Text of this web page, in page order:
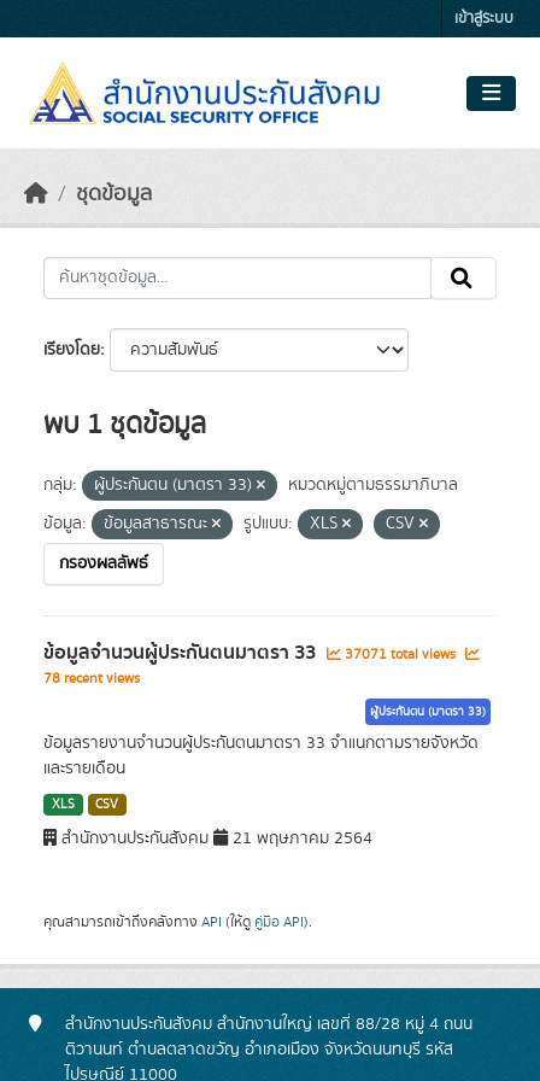
เข้าสู่ระบบ
ชุดข้อมูล
เรียงโดย
พบ 1 ชุดข้อมูล
กลุ่ม: ผู้ประกันตน (มาตรา 33)
หมวดหมู่ตามธรรมาภิบาล
ข้อมูล:
ข้อมูลสาธารณะ รูปแบบ: XLS
CSV
กรองผลลัพธ์
ข้อมูลจำนวนผู้ประกันตนมาตรา 33
37071 total views
78 recent views
ผู้ประกันตน (มาตรา 33)
ข้อมูลรายงานจำนวนผู้ประกันตนมาตรา 33 จำแนกตามรายจังหวัด
และรายเดือน
XLS CSV
สำนักงานประกันสังคม 21 พฤษภาคม 2564
คุณสามารถเข้าถึงคลังทาง API (ให้ดู คู่มือ API).
สำนักงานประกันสังคม สำนักงานใหญ่ เลขที่ 88/28 หมู่ 4 ถนน
ติวานนท์ ตำบลตลาดขวัญ อำเภอเมือง จังหวัดนนทบุรี รหัส
ไปรษณีย์ 11000